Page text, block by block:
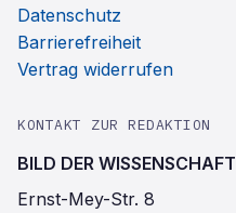
Datenschutz
Barrierefreiheit
Vertrag widerrufen
KONTAKT ZUR REDAKTION
BILD DER WISSENSCHAFT
Ernst-Mey-Str. 8